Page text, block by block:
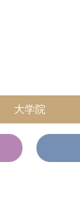
大学院